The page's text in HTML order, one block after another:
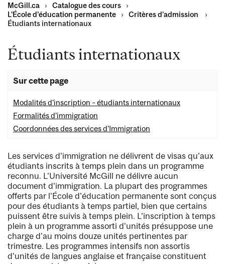
McGill.ca › Catalogue des cours
›
L'École d'éducation permanente
› Critères d’admission
›
Étudiants internationaux
Étudiants internationaux
Sur cette page
Modalités d'inscription – étudiants internationaux
Formalités d'immigration
Coordonnées des services d'Immigration
Les services d'immigration ne délivrent de visas qu'aux
étudiants inscrits à temps plein dans un programme
reconnu. L'Université McGill ne délivre aucun
document d'immigration. La plupart des programmes
offerts par l'École d'éducation permanente sont conçus
pour des étudiants à temps partiel, bien que certains
puissent être suivis à temps plein. L'inscription à temps
plein à un programme assorti d'unités présuppose une
charge d'au moins douze unités pertinentes par
trimestre. Les programmes intensifs non assortis
d'unités de langues anglaise et française constituent